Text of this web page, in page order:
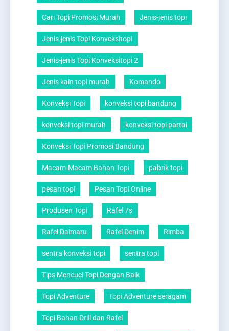
Cari Topi Promosi Murah Jenis-jenis topi
Jenis-jenis Topi Konveksitopi
Jenis-jenis Topi Konveksitopi 2
Jenis kain topi murah Komando
Konveksi Topi konveksi topi bandung
konveksi topi murah konveksi topi partai
Konveksi Topi Promosi Bandung
Macam-Macam Bahan Topi pabrik topi
pesan topi Pesan Topi Online
Produsen Topi Rafel 7s
Rafel Daimaru Rafel Denim Rimba
sentra konveksi topi sentra topi
Tips Mencuci Topi Dengan Baik
Topi Adventure Topi Adventure seragam
Topi Bahan Drill dan Rafel